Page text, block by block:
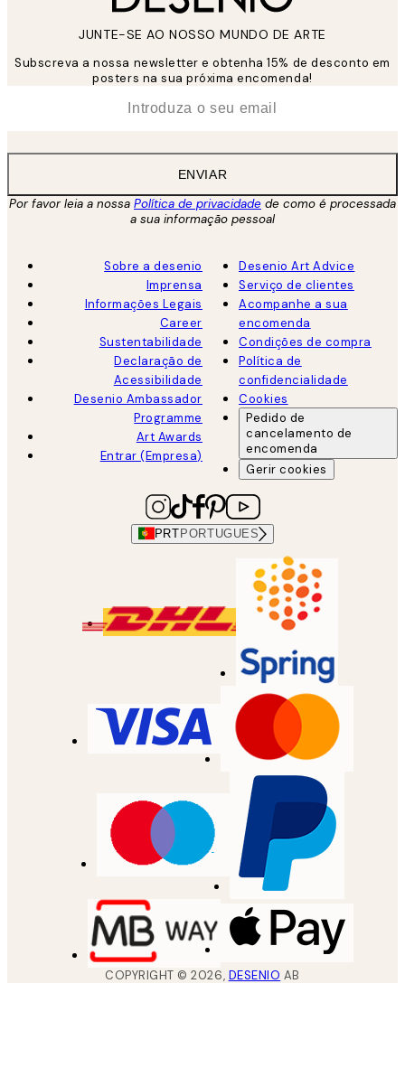
JUNTE-SE AO NOSSO MUNDO DE ARTE
Subscreva a nossa newsletter e obtenha 15% de desconto em
posters na sua próxima encomenda!
ENVIAR
Por favor leia a nossa Política de privacidade de como é processada
a sua informação pessoal
Sobre a desenio
Imprensa
Informações Legais
Career
Sustentabilidade
Declaração de
Acessibilidade
Desenio Ambassador
Programme
Art Awards
Entrar (Empresa)
Desenio Art Advice
Serviço de clientes
Acompanhe a sua
encomenda
Condições de compra
Política de
confidencialidade
Cookies
Pedido de
cancelamento de
encomenda
Gerir cookies
PRT PORTUGUES
COPYRIGHT ©2026, DESENIO AB